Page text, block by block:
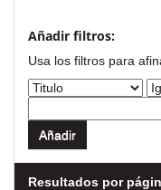
Añadir filtros:
Usa los filtros para
Resultados por